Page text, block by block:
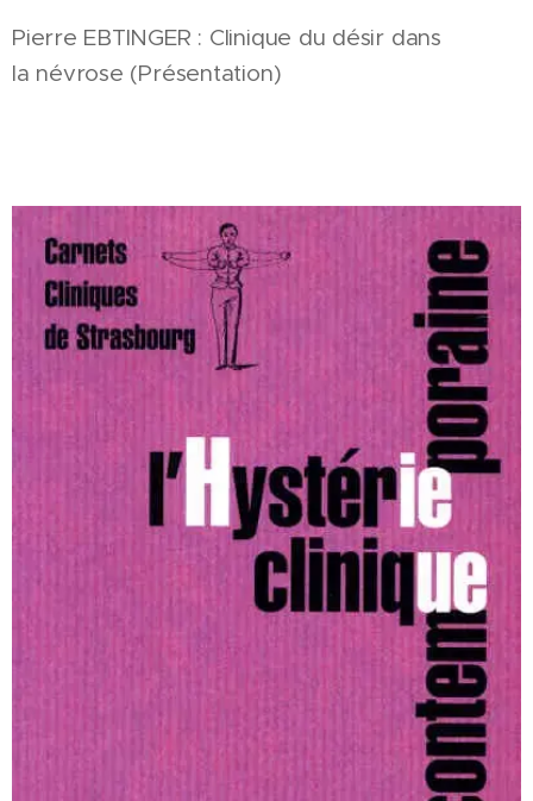
Pierre EBTINGER : Clinique du désir dans
la névrose (Présentation)